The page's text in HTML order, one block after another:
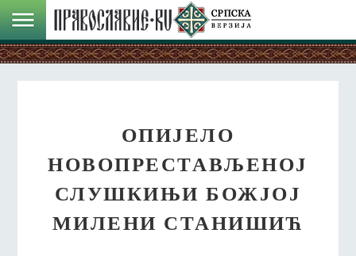
ОПИЈЕЛО
НОВОПРЕСТАВЉЕНОЈ
СЛУШКИЊИ БОЖЈОЈ
МИЛЕНИ СТАНИШИЋ